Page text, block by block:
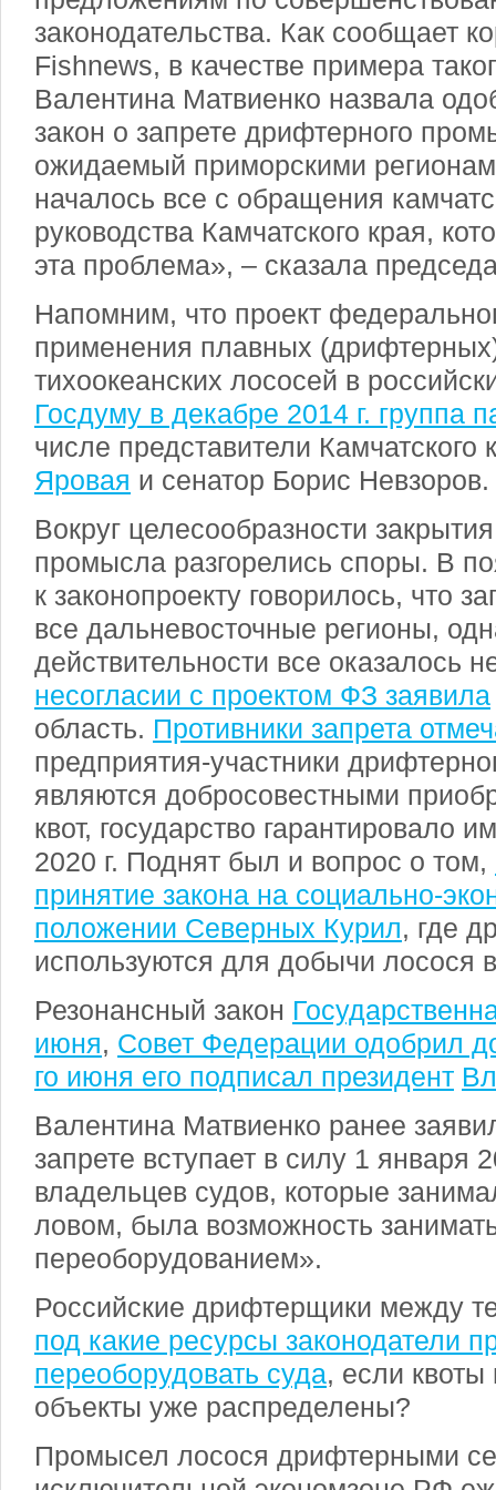
законодательства. Как сообщает
Fishnews, в качестве примера
Валентина Матвиенко назвала
закон о запрете дрифтерного
ожидаемый приморскими
началось все с обращения
руководства Камчатского края,
эта проблема», – сказала
Напомним, что проект
применения плавных
тихоокеанских лососей в
Госдуму в декабре 2014 г. группа
числе представители Камчатского
Яровая и сенатор Борис Невзоров.
Вокруг целесообразности
промысла разгорелись споры. В
к законопроекту говорилось, что
все дальневосточные регионы,
действительности все оказалось
несогласии с проектом ФЗ заявила
область. Противники запрета
предприятия-участники
являются добросовестными
квот, государство гарантировало
2020 г. Поднят был и вопрос о том,
принятие закона на социально-
положении Северных Курил, где
используются для добычи лосося
Резонансный закон
июня, Совет Федерации одобрил
го июня его подписал президент
Валентина Матвиенко ранее
запрете вступает в силу 1 января
владельцев судов, которые
ловом, была возможность
переоборудованием».
Российские дрифтерщики между
под какие ресурсы законодатели
переоборудовать суда, если
объекты уже распределены?
Промысел лосося дрифтерными